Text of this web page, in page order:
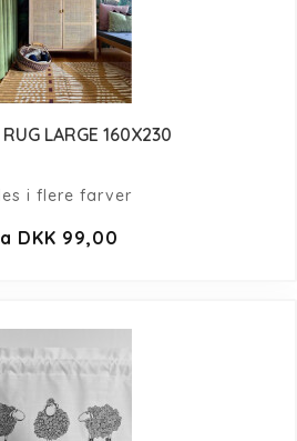
RUG LARGE 160X230
i flere farver
DKK 99,00